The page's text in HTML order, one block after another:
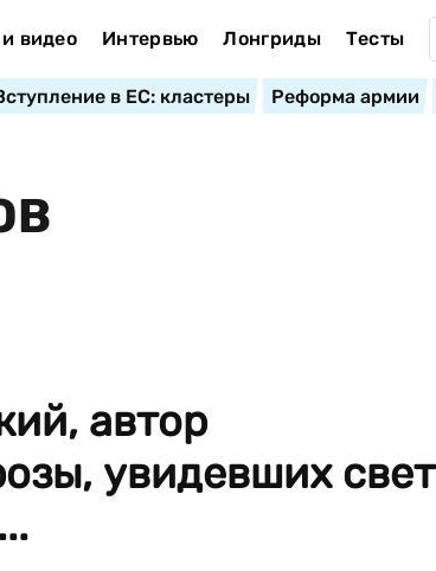
видео Интервью Лонгриды Тесты
в ЕС: кластеры Реформа армии
автор
увидевших свет